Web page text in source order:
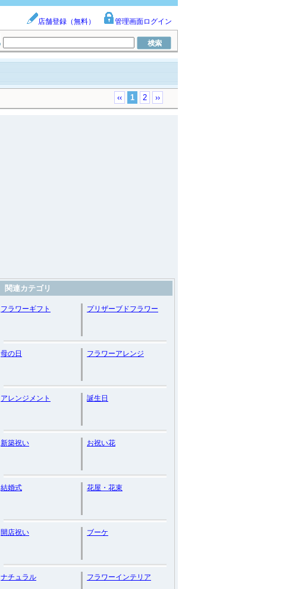
店舗登録（無料） 管理画面ログイン
‹‹ 1 2 ››
関連カテゴリ
フラワーギフト プリザーブドフラワー
母の日 フラワーアレンジ
アレンジメント 誕生日
新築祝い お祝い花
結婚式 花屋・花束
開店祝い ブーケ
ナチュラル フラワーインテリア